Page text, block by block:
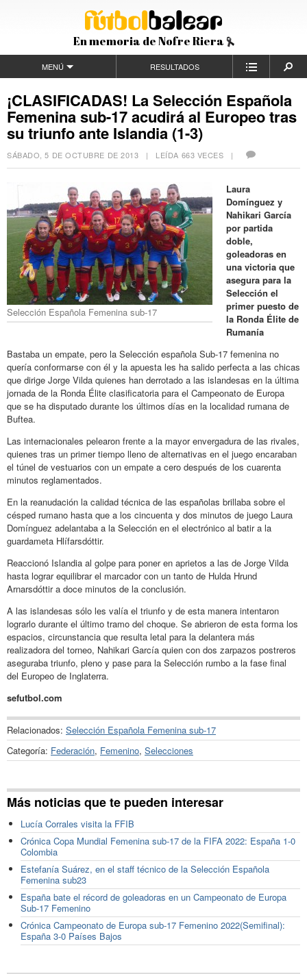
En memoria de Nofre Riera
MENÚ RESULTADOS
¡CLASIFICADAS! La Selección Española
Femenina sub-17 acudirá al Europeo tras
su triunfo ante Islandia (1-3)
SÁBADO, 5 DE OCTUBRE DE 2013 | LEÍDA 663 VECES |
Selección Española Femenina sub-17
Laura
Domínguez y
Nahikari García
por partida
doble,
goleadoras en
una victoria que
asegura para la
Selección el
primer puesto de
la Ronda Élite de
Rumanía
Bastaba un empate, pero la Selección española Sub-17 femenina no
quería conformarse con él y la apuesta les ha salido perfecta a las chicas
que dirige Jorge Vilda quienes han derrotado a las islandesas en la última
jornada de la Ronda Élite clasificatoria para el Campeonato de Europa
que se ha disputado durante los últimos días en la localidad rumana de
Buftea.
Las internacionales pelearon frente a la mayor envergadura de las rivales,
quienes tras un primer tiempo lleno de alternativas en el juego encaraban
el túnel de vestuarios con un empate a cero después de los cuarenta
minutos reglamentados.
En la reanudación la calidad técnica de las españolas brillaba sobre el
césped rumano hasta que a los cincuenta y dos minutos de juego Laura
Domínguez adelantaba a la Selección en el electrónico al batir a la
guardameta Hlífarsdóttir.
Reaccionó Islandia al golpe para poner en aprietos a las de Jorge Vilda
hasta lograr equilibrar el marcador con un tanto de Hulda Hrund
Arnarsdóttir a doce minutos de la conclusión.
A las islandesas sólo les valía el triunfo y de esta manera intentaron
lograrlo durante el último tramo del choque. Se abrieron de esta forma los
espacios, circunstancia que resulta letal para la delantera más
realizadora del torneo, Nahikari García quien con dos zarpazos postreros
aseguraba triunfo, pleno y pase para la Selección rumbo a la fase final
del Europeo de Inglaterra.
sefutbol.com
Relacionados: Selección Española Femenina sub-17
Categoría: Federación, Femenino, Selecciones
Más noticias que te pueden interesar
Lucía Corrales visita la FFIB
Crónica Copa Mundial Femenina sub-17 de la FIFA 2022: España 1-0
Colombia
Estefanía Suárez, en el staff técnico de la Selección Española
Femenina sub23
España bate el récord de goleadoras en un Campeonato de Europa
Sub-17 Femenino
Crónica Campeonato de Europa sub-17 Femenino 2022(Semifinal):
España 3-0 Países Bajos